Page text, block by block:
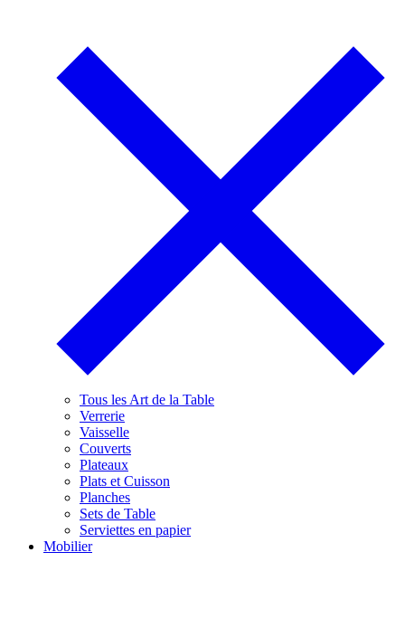
Tous les Art de la Table
Verrerie
Vaisselle
Couverts
Plateaux
Plats et Cuisson
Planches
Sets de Table
Serviettes en papier
Mobilier